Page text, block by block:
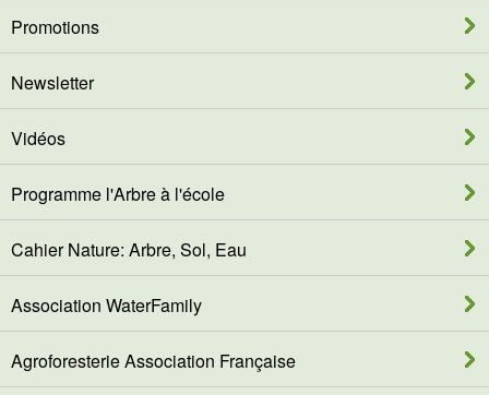
Promotions
Newsletter
Vidéos
Programme l'Arbre à l'école
Cahier Nature: Arbre, Sol, Eau
Association WaterFamily
Agroforesterie Association Française